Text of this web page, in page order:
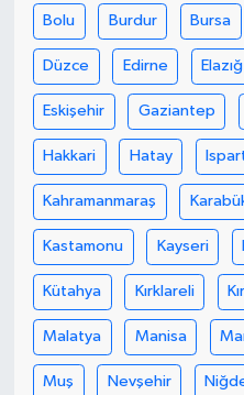
Bolu Burdur Bursa
Düzce Edirne Elazığ
Eskişehir Gaziantep
Hakkari Hatay
Kahramanmaraş
Kastamonu Kayseri
Kütahya Kırklareli
Malatya Manisa
Muş Nevşehir